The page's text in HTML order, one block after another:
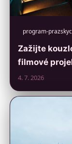
program-
Zažijte
filmové
4. 7. 2026